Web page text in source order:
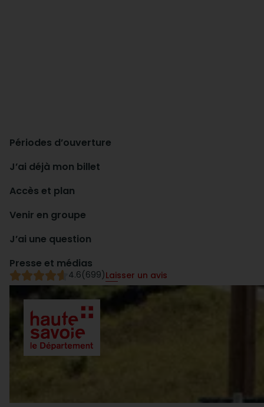
Périodes d’ouverture
J’ai déjà mon billet
Accès et plan
Venir en groupe
J’ai une question
Presse et médias
4.6(699)Laisser un avis